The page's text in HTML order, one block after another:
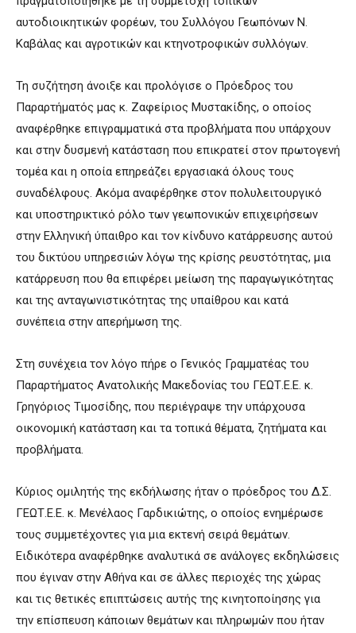
αυτοδιοικητικών φορέων, του Συλλόγου Γεωπόνων Ν.
Καβάλας και αγροτικών και κτηνοτροφικών συλλόγων.
Τη συζήτηση άνοιξε και προλόγισε ο Πρόεδρος του
Παραρτήματός μας κ. Ζαφείριος Μυστακίδης, ο οποίος
αναφέρθηκε επιγραμματικά στα προβλήματα που υπάρχουν
και στην δυσμενή κατάσταση που επικρατεί στον πρωτογενή
τομέα και η οποία επηρεάζει εργασιακά όλους τους
συναδέλφους. Ακόμα αναφέρθηκε στον πολυλειτουργικό
και υποστηρικτικό ρόλο των γεωπονικών επιχειρήσεων
στην Ελληνική ύπαιθρο και τον κίνδυνο κατάρρευσης αυτού
του δικτύου υπηρεσιών λόγω της κρίσης ρευστότητας, μια
κατάρρευση που θα επιφέρει μείωση της παραγωγικότητας
και της ανταγωνιστικότητας της υπαίθρου και κατά
συνέπεια στην απερήμωση της.
Στη συνέχεια τον λόγο πήρε ο Γενικός Γραμματέας του
Παραρτήματος Ανατολικής Μακεδονίας του ΓΕΩΤ.Ε.Ε. κ.
Γρηγόριος Τιμοσίδης, που περιέγραψε την υπάρχουσα
οικονομική κατάσταση και τα τοπικά θέματα, ζητήματα και
προβλήματα.
Κύριος ομιλητής της εκδήλωσης ήταν ο πρόεδρος του Δ.Σ.
ΓΕΩΤ.Ε.Ε. κ. Μενέλαος Γαρδικιώτης, ο οποίος ενημέρωσε
τους συμμετέχοντες για μια εκτενή σειρά θεμάτων.
Ειδικότερα αναφέρθηκε αναλυτικά σε ανάλογες εκδηλώσεις
που έγιναν στην Αθήνα και σε άλλες περιοχές της χώρας
και τις θετικές επιπτώσεις αυτής της κινητοποίησης για
την επίσπευση κάποιων θεμάτων και πληρωμών που ήταν